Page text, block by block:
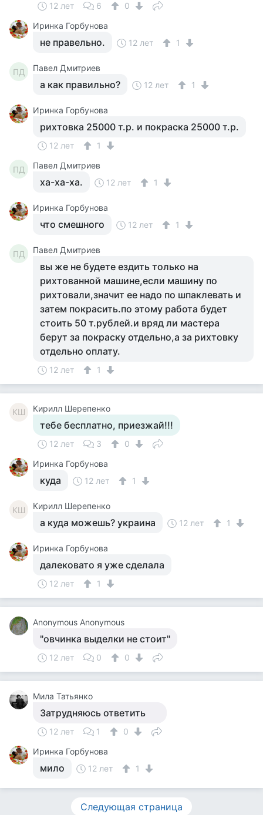
12 лет 6
0
Иринка Горбунова
не правельно. 12 лет 1
ПД Павел Дмитриев
а как правильно? 12 лет 1
Иринка Горбунова
рихтовка 25000 т.р. и покраска 25000 т.р.
12 лет 1
ПД Павел Дмитриев
ха-ха-ха. 12 лет 1
Иринка Горбунова
что смешного 12 лет 1
ПД Павел Дмитриев
вы же не будете ездить только на
рихтованной машине,если машину по
рихтовали,значит ее надо по шпаклевать и
затем покрасить.по этому работа будет
стоить 50 т.рублей.и вряд ли мастера
берут за покраску отдельно,а за рихтовку
отдельно оплату.
12 лет 1
КШ Кирилл Шерепенко
тебе бесплатно, приезжай!!!
12 лет 3
0
Иринка Горбунова
куда 12 лет 1
КШ Кирилл Шерепенко
а куда можешь? украина 12 лет 1
Иринка Горбунова
далековато я уже сделала
12 лет 1
Anonymous Anonymous
"овчинка выделки не стоит"
12 лет 0 0
Мила Татьянко
Затрудняюсь ответить
12 лет 1
0
Иринка Горбунова
мило 12 лет 1
Следующая страница